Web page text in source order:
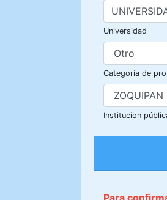
Universidad
Categoría de
Institucion